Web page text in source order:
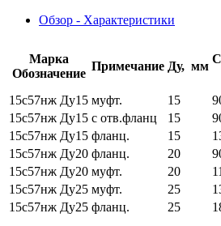
Обзор - Характеристики
Марка
Обозначение
Примечание Ду, мм
15с57нж Ду15 муфт. 15
15с57нж Ду15 с отв.фланц 15
15с57нж Ду15 фланц. 15
15с57нж Ду20 фланц. 20
15с57нж Ду20 муфт. 20
15с57нж Ду25 муфт. 25
15с57нж Ду25 фланц. 25